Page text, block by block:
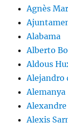
Agnès
Alabama
Alberto
Aldous
Alejandro
Alemanya
Alexis